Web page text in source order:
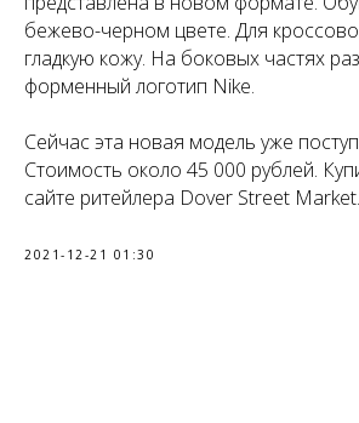
бежево-черном цвете. Для
гладкую кожу. На боковых частях
форменный логотип Nike.
Сейчас эта новая модель уже
Стоимость около 45 000 рублей.
сайте ритейлера Dover Street Market.
2021-12-21 01:30